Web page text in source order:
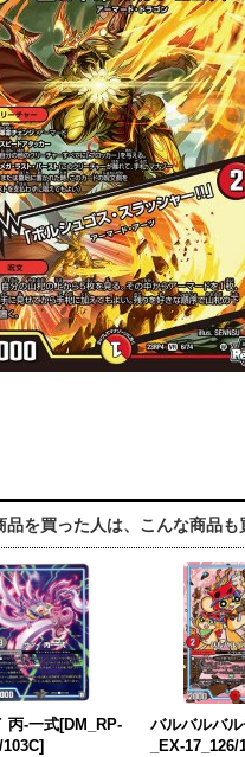
品を買った人は、こんな商品も
丙-一式[DM_RP-
バルバルバ
_EX-17_126/